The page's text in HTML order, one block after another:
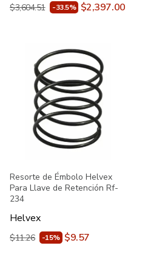
$3,604.51 -33.5% $2,397.00
Resorte de Émbolo Helvex
Para Llave de Retención Rf-
234
Helvex
$11.26 -15% $9.57